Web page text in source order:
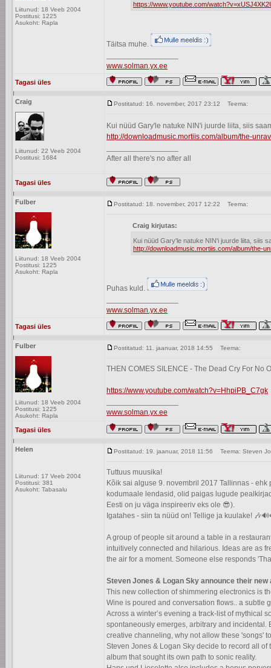
Liitunud: 18 Veeb 2004
Postitusi: 1225
Asukoht: Rapla
https://www.youtube.com/
Täitsa muhe.
www.solman.yx.ee
Tagasi üles
Craig
Liitunud: 22 Veeb 2004
Postitusi: 1684
Postitatud: 16. november, 2017 23:12 Teema:
Kui nüüd Gary'le natuke NIN'i juurde liita, siis
http://downloadmusic.mortiis.com/album/the-
After all there's no after all
Tagasi üles
Fulber
Liitunud: 18 Veeb 2004
Postitusi: 1225
Asukoht: Rapla
Postitatud: 18. november, 2017 12:22 Teema:
Craig kirjutas:
Kui nüüd Gary'le natuke NIN'i juurde liita, siis
http://downloadmusic.mortiis.com/album/the-
Puhas kuld.
www.solman.yx.ee
Tagasi üles
Fulber
Liitunud: 18 Veeb 2004
Postitusi: 1225
Asukoht: Rapla
Postitatud: 11. jaanuar, 2018 14:55 Teema:
THEN COMES SILENCE - The Dead Cry For No
https://www.youtube.com/watch?v=HhpiPB_C7gk
www.solman.yx.ee
Tagasi üles
Helen
Liitunud: 17 Veeb 2004
Postitusi: 381
Asukoht: Tabasalu
Postitatud: 19. jaanuar, 2018 11:56 Teema: Steven
Tuttuus muusika!
Kõik sai alguse 9. novembril 2017 Tallinnas -
kodumaale lendasid, olid paigas lugude
Eesti on ju väga inspireeriv eks ole 😎).
Igatahes - siin ta nüüd on! Tellige ja kuulake!
A group of people sit around a table in a
intuitively connected and hilarious. Ideas are as
the air for a moment. Someone else responds
Steven Jones & Logan Sky announce their new
This new collection of shimmering electronics is
Wine is poured and conversation flows.. a subtle
Across a winter’s evening a track-list of mythical
spontaneously emerges, arbitrary and incidental.
creative channeling, why not allow these 'songs'
Steven Jones & Logan Sky decide to record all
album that sought its own path to sonic reality.